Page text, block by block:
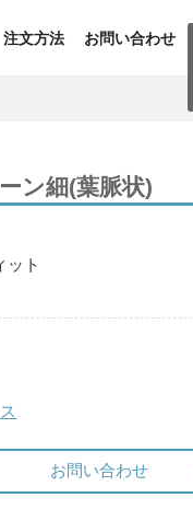
注文方法 お問い合わせ
ン細(葉脈状)
ット
お問い合わせ